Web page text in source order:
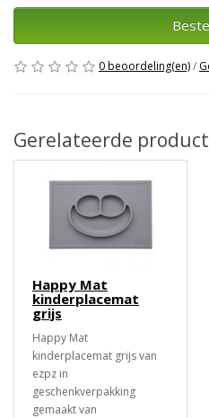
0 beoordeling(en)/
Gerelateerde
Happy Mat
kinderplacemat
grijs
Happy Mat
kinderplacemat grijs van
ezpz in
geschenkverpakking
gemaakt van